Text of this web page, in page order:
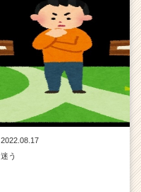
2022.08.17
迷う